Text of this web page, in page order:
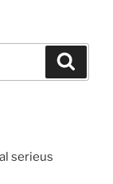
serieus